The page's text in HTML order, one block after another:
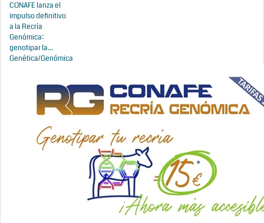
CONAFE lanza el
impulso definitivo
a la Recría
Genómica:
genotipar la...
Genética/Genómica